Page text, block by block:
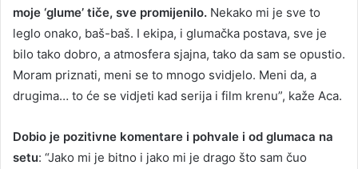
moje ‘glume’ tiče, sve promijenilo. Nekako mi je sve to
leglo onako, baš-baš. I ekipa, i glumačka postava, sve je
bilo tako dobro, a atmosfera sjajna, tako da sam se opustio.
Moram priznati, meni se to mnogo svidjelo. Meni da, a
drugima… to će se vidjeti kad serija i film krenu”, kaže Aca.
Dobio je pozitivne komentare i pohvale i od glumaca na
setu: “Jako mi je bitno i jako mi je drago što sam čuo